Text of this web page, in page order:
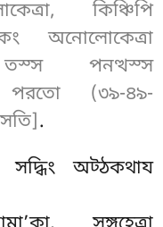
কিঞ্চিপি
অনোলোকেত্ৰা
তস্স পনত্থস্স
পরতো (৩৯-৪৯-
.
সদ্ধিং অট্ঠকথায